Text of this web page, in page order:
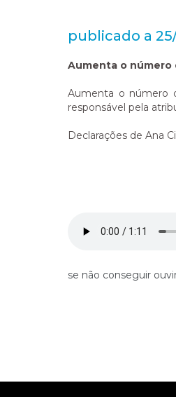
publicado a 25/
Aumenta o número
Aumenta o número
responsável pela
Declarações de Ana
se não conseguir